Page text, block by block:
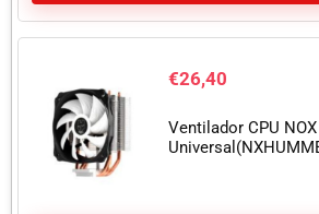
€26,40
Ventilador CPU